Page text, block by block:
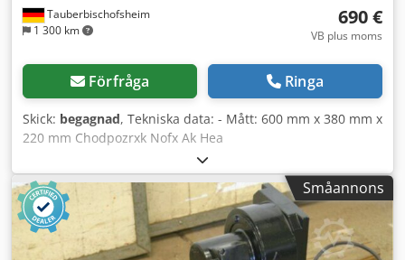
Tauberbischofsheim
1 300 km
690 €
VB plus moms
Förfråga Ringa
Skick: begagnad, Tekniska data: - Mått: 600 mm x 380 mm x
220 mm Chodpozrxk Nofx Ak Hea
Småannons